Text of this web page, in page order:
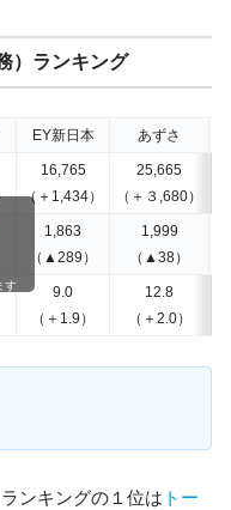
）ランキング
EY新日本 あずさ
16,765
（＋1,434）
25,665
（＋３,680）
1,863
（▲289）
1,999
（▲38）
9.0
（＋1.9）
12.8
（＋2.0）
す
ンキングの１位は トー